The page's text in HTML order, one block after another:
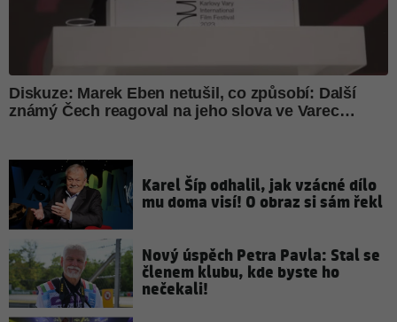
Karel Šíp odhalil, jak vzácné dílo
mu doma visí! O obraz si sám řekl
Nový úspěch Petra Pavla: Stal se
členem klubu, kde byste ho
nečekali!